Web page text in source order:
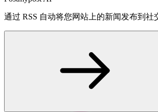
通过 RSS 自动将您网站上的新闻发布到社